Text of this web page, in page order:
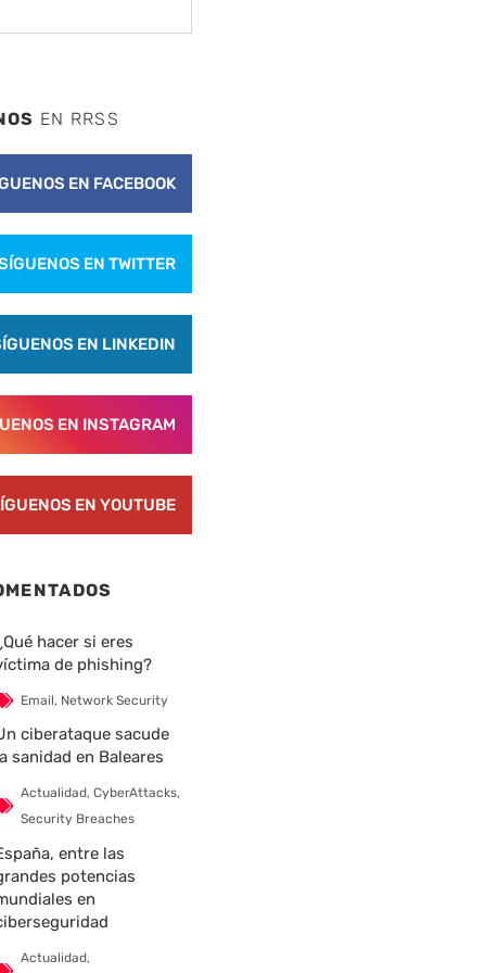
EN RRSS
EN FACEBOOK
EN TWITTER
EN LINKEDIN
EN INSTAGRAM
EN YOUTUBE
hacer si eres
de phishing?
Email, Network Security
ciberataque sacude
sanidad en Baleares
Actualidad, CyberAttacks,
Security Breaches
entre las
potencias
en
Actualidad,